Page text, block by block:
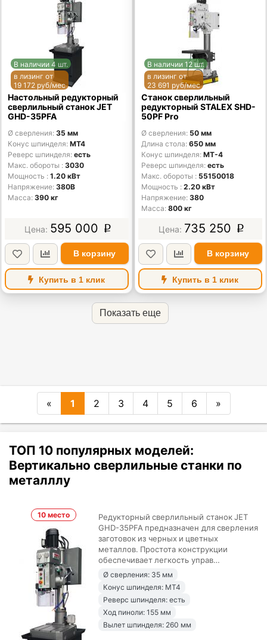
В наличии 4 шт.
в лизинг от
19 172 руб/мес
Настольный редукторный
сверлильный станок JET
GHD-35PFA
Ø сверления 35 мм
Конус шпинделя MT4
Реверс шпинделя есть
Макс. обороты
3030
Мощность
1.20 кВт
Напряжение 380В
Масса 390 кг
595 000 p
В корзину
Купить в 1 клик
В наличии 12 шт.
в лизинг от
23 691 руб/мес
Станок сверлильный
редукторный STALEX SHD-
50PF Pro
Ø сверления 50 мм
Длина стола 650 мм
Конус шпинделя MT-4
Реверс шпинделя есть
Макс. обороты
55150018
Мощность
2.20 кВт
Напряжение 380
Масса 800 кг
735 250 p
В корзину
Купить в 1 клик
Показать еще
« 1 2 3 4 5 6 »
ТОП 10 популярных моделей:
Вертикально сверлильные станки по
металллу
10 место
Редукторный сверлильный станок JET
GHD-35PFA предназначен для сверления
заготовок из черных и цветных
металлов. Простота конструкции
обеспечивает легкость управ…
Ø сверления: 35 мм
Конус шпинделя: MT4
Реверс шпинделя: есть
Ход пиноли: 155 мм
Вылет шпинделя: 260 мм